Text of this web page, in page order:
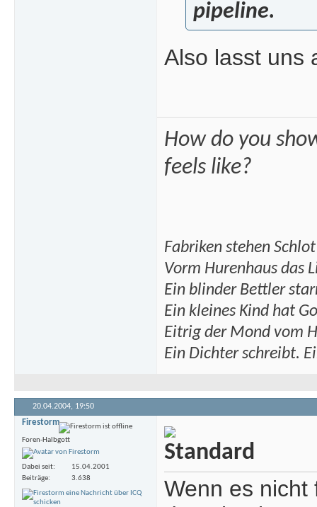
pipeline.
Also lasst uns
How do you
feels like?
Fabriken stehen
Vorm Hurenhaus das
Ein blinder Bettler
Ein kleines Kind hat
Eitrig der Mond vom
Ein Dichter schreibt.
20.04.2004, 19:50
Firestorm
Foren-Halbgott
Dabei seit
15.04.2001
Beiträge
3.638
Wenn es nicht